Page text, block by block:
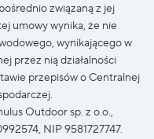
związaną z jej
umowy wynika, że nie
wynikającego w
przez nią działalności
przepisów o Centralnej
Outdoor sp. z o.o.,
NIP 9581727747.